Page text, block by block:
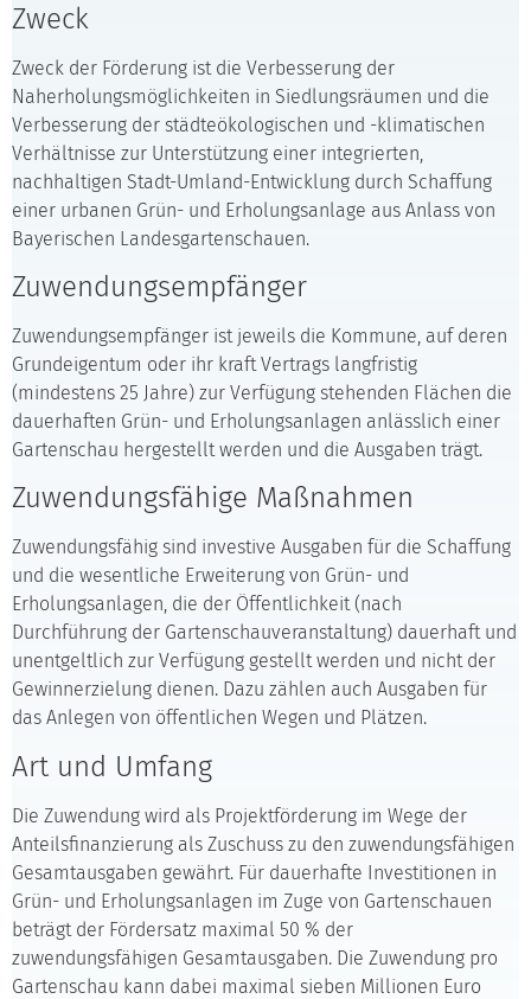
Zweck
Zweck der Förderung ist die Verbesserung der
Naherholungsmöglichkeiten in Siedlungsräumen und die
Verbesserung der städteökologischen und -klimatischen
Verhältnisse zur Unterstützung einer integrierten,
nachhaltigen Stadt-Umland-Entwicklung durch Schaffung
einer urbanen Grün- und Erholungsanlage aus Anlass von
Bayerischen Landesgartenschauen.
Zuwendungsempfänger
Zuwendungsempfänger ist jeweils die Kommune, auf deren
Grundeigentum oder ihr kraft Vertrags langfristig
(mindestens 25 Jahre) zur Verfügung stehenden Flächen die
dauerhaften Grün- und Erholungsanlagen anlässlich einer
Gartenschau hergestellt werden und die Ausgaben trägt.
Zuwendungsfähige Maßnahmen
Zuwendungsfähig sind investive Ausgaben für die Schaffung
und die wesentliche Erweiterung von Grün- und
Erholungsanlagen, die der Öffentlichkeit (nach
Durchführung der Gartenschauveranstaltung) dauerhaft und
unentgeltlich zur Verfügung gestellt werden und nicht der
Gewinnerzielung dienen. Dazu zählen auch Ausgaben für
das Anlegen von öffentlichen Wegen und Plätzen.
Art und Umfang
Die Zuwendung wird als Projektförderung im Wege der
Anteilsfinanzierung als Zuschuss zu den zuwendungsfähigen
Gesamtausgaben gewährt. Für dauerhafte Investitionen in
Grün- und Erholungsanlagen im Zuge von Gartenschauen
beträgt der Fördersatz maximal 50 % der
zuwendungsfähigen Gesamtausgaben. Die Zuwendung pro
Gartenschau kann dabei maximal sieben Millionen Euro